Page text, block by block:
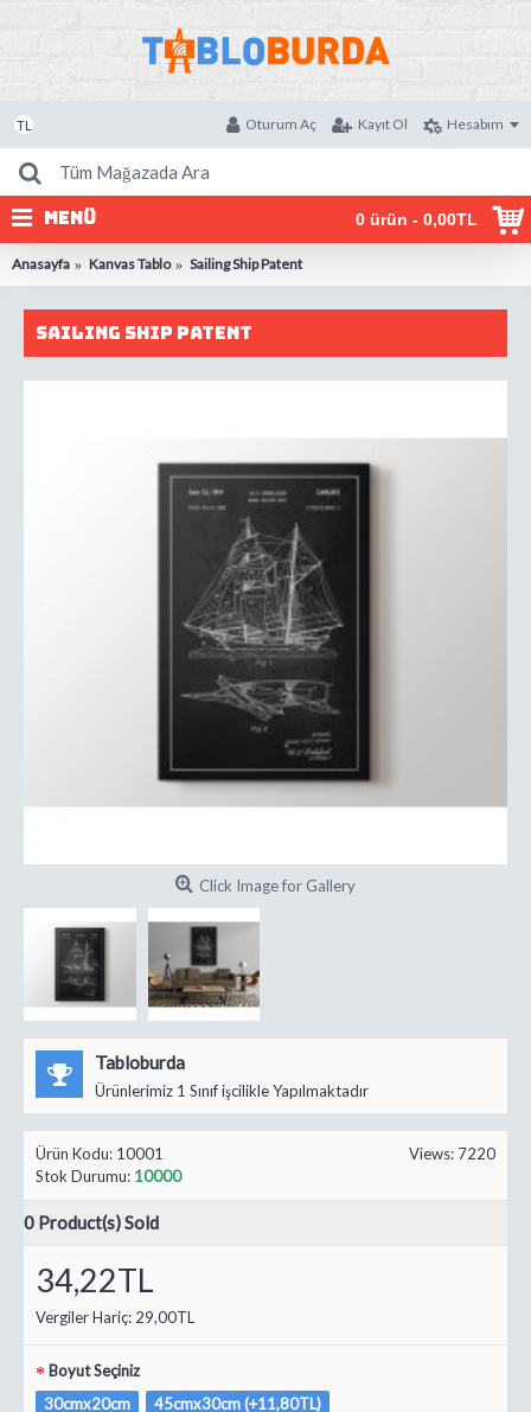
0 ürün - 0,00TL
TL Oturum Aç Kayıt Ol Hesabım
MENÜ
Anasayfa Kanvas Tablo Sailing Ship Patent
Sailing Ship Patent
Click Image for Gallery
Tabloburda
Ürünlerimiz 1 Sınıf işcilikle Yapılmaktadır
Views: 7220
Ürün Kodu: 10001
Stok Durumu: 10000
0 Product(s) Sold
34,22TL
Vergiler Hariç: 29,00TL
Boyut Seçiniz
30cmx20cm
45cmx30cm (+11,80TL)